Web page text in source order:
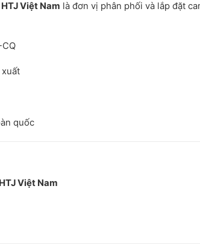
HTJ Việt Nam là đơn vị phân phối và lắp đặt
xuất
quốc
Việt Nam